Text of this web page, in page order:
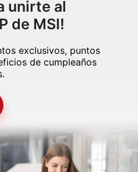
unirte al
de MSI!
exclusivos, puntos
de cumpleaños